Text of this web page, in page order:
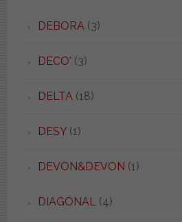
DEBORA (3)
DECO' (3)
DELTA (18)
DESY(1)
DEVON&DEVON (1)
DIAGONAL (4)